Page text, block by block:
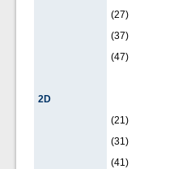
(27)
(37)
(47)
2D
(21)
(31)
(41)